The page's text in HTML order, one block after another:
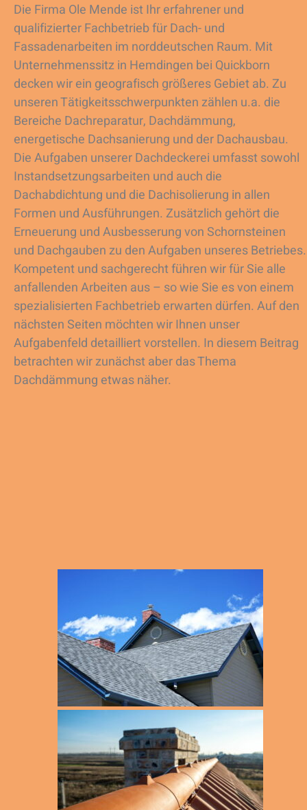
Die Firma Ole Mende ist Ihr erfahrener und
qualifizierter Fachbetrieb für Dach- und
Fassadenarbeiten im norddeutschen Raum. Mit
Unternehmenssitz in Hemdingen bei Quickborn
decken wir ein geografisch größeres Gebiet ab. Zu
unseren Tätigkeitsschwerpunkten zählen u.a. die
Bereiche Dachreparatur, Dachdämmung,
energetische Dachsanierung und der Dachausbau.
Die Aufgaben unserer Dachdeckerei umfasst sowohl
Instandsetzungsarbeiten und auch die
Dachabdichtung und die Dachisolierung in allen
Formen und Ausführungen. Zusätzlich gehört die
Erneuerung und Ausbesserung von Schornsteinen
und Dachgauben zu den Aufgaben unseres Betriebes.
Kompetent und sachgerecht führen wir für Sie alle
anfallenden Arbeiten aus – so wie Sie es von einem
spezialisierten Fachbetrieb erwarten dürfen. Auf den
nächsten Seiten möchten wir Ihnen unser
Aufgabenfeld detailliert vorstellen. In diesem Beitrag
betrachten wir zunächst aber das Thema
Dachdämmung etwas näher.